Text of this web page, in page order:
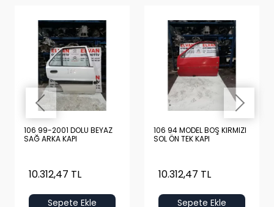
106 99-2001 DOLU BEYAZ
SAĞ ARKA KAPI
10.312,47 TL
Sepete Ekle
106 94 MODEL BOŞ KIRMIZI
SOL ÖN TEK KAPI
10.312,47 TL
Sepete Ekle